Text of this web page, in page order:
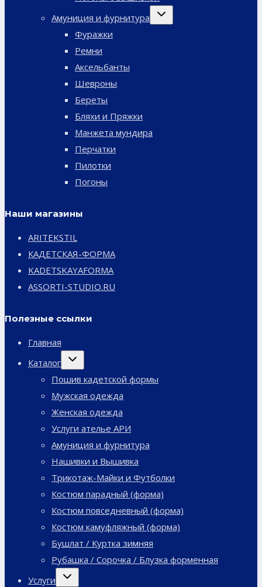
Амуниция и фурнитура
Переключить
дочернее
Фуражки
Ремни
Аксельбанты
Шевроны
Береты
Бляхи и Пряжки
Манжета мундира
Перчатки
Пилотки
Погоны
Наши магазины
ARITEKSTIL
КАДЕТСКАЯ-ФОРМА
KADETSKAYAFORMA
ASSORTI-STUDIO.RU
Полезные ссылки
Главная
Каталог
Переключить
дочернее
Пошив кадетской формы
Мужская одежда
Женская одежда
Услуги ателье АРИ
Амуниция и фурнитура
Нашивки и Вышивка
Трикотаж-Майки и Футболки
Костюм парадный (форма)
Костюм повседневный (форма)
Костюм камуфляжный (форма)
Бушлат / Куртка зимняя
Рубашка / Сорочка / Блузка форменная
Услуги
Переключить
дочернее